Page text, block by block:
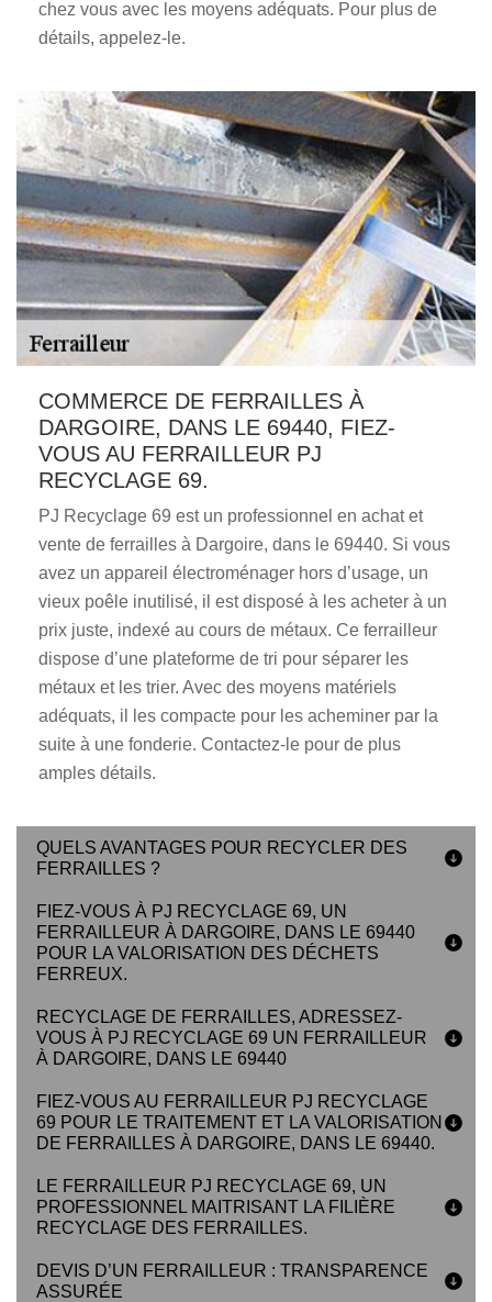
chez vous avec les moyens adéquats. Pour plus de
détails, appelez-le.
COMMERCE DE FERRAILLES À
DARGOIRE, DANS LE 69440, FIEZ-
VOUS AU FERRAILLEUR PJ
RECYCLAGE 69.
PJ Recyclage 69 est un professionnel en achat et
vente de ferrailles à Dargoire, dans le 69440. Si vous
avez un appareil électroménager hors d’usage, un
vieux poêle inutilisé, il est disposé à les acheter à un
prix juste, indexé au cours de métaux. Ce ferrailleur
dispose d’une plateforme de tri pour séparer les
métaux et les trier. Avec des moyens matériels
adéquats, il les compacte pour les acheminer par la
suite à une fonderie. Contactez-le pour de plus
amples détails.
QUELS AVANTAGES POUR RECYCLER DES
FERRAILLES ?
FIEZ-VOUS À PJ RECYCLAGE 69, UN
FERRAILLEUR À DARGOIRE, DANS LE 69440
POUR LA VALORISATION DES DÉCHETS
FERREUX.
RECYCLAGE DE FERRAILLES, ADRESSEZ-
VOUS À PJ RECYCLAGE 69 UN FERRAILLEUR
À DARGOIRE, DANS LE 69440
FIEZ-VOUS AU FERRAILLEUR PJ RECYCLAGE
69 POUR LE TRAITEMENT ET LA VALORISATION
DE FERRAILLES À DARGOIRE, DANS LE 69440.
LE FERRAILLEUR PJ RECYCLAGE 69, UN
PROFESSIONNEL MAITRISANT LA FILIÈRE
RECYCLAGE DES FERRAILLES.
DEVIS D’UN FERRAILLEUR : TRANSPARENCE
ASSURÉE